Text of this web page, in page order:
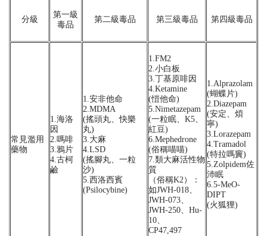
分級
第一級
毒品
第二級毒品 第三級毒品 第四級毒品
常見濫用
藥物
1.海洛
因
2.嗎啡
3.鴉片
4.古柯
鹼
1.安非他命
2.MDMA
(搖頭丸、快樂
丸)
3.大麻
4.LSD
(搖腳丸、一粒
沙)
5.西洛西賓
(Psilocybine)
1.FM2
2.小白板
3.丁基原啡因
4.Ketamine
(愷他命)
5.Nimetazepam
(一粒眠、K5、
紅豆)
6.Mephedrone
(俗稱喵喵)
7.類大麻活性物
質
（俗稱K2）：
如JWH-018、
JWH-073、
JWH-250、Hu-
10、
CP47,497
1.Alprazolam
(蝴蝶片)
2.Diazepam
(安定、煩
寧)
3.Lorazepam
4.Tramadol
(特拉嗎竇)
5.Zolpidem佐
沛眠
6.5-MeO-
DIPT
(火狐狸)